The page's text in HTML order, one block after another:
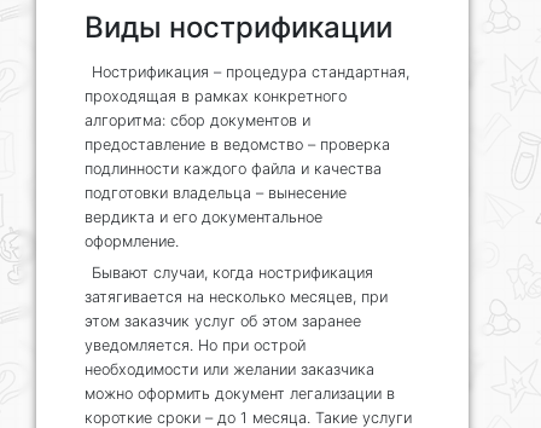
Виды нострификации
Нострификация – процедура стандартная,
проходящая в рамках конкретного
алгоритма: сбор документов и
предоставление в ведомство – проверка
подлинности каждого файла и качества
подготовки владельца – вынесение
вердикта и его документальное
оформление.
Бывают случаи, когда нострификация
затягивается на несколько месяцев, при
этом заказчик услуг об этом заранее
уведомляется. Но при острой
необходимости или желании заказчика
можно оформить документ легализации в
короткие сроки – до 1 месяца. Такие услуги